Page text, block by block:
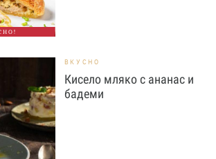
ВКУСНО
Кисело мляко с ананас и
бадеми